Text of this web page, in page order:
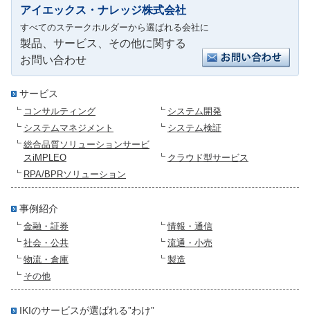
アイエックス・ナレッジ株式会社
すべてのステークホルダーから選ばれる会社に
製品、サービス、その他に関する
お問い合わせ
サービス
コンサルティング
システム開発
システムマネジメント
システム検証
総合品質ソリューションサービ
スiMPLEO
クラウド型サービス
RPA/BPRソリューション
事例紹介
金融・証券
情報・通信
社会・公共
流通・小売
物流・倉庫
製造
その他
IKIのサービスが選ばれる”わけ”